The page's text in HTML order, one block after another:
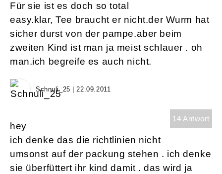
Für sie ist es doch so total
easy.klar, Tee braucht er nicht.der Wurm hat
sicher durst von der pampe.aber beim
zweiten Kind ist man ja meist schlauer . oh
man.ich begreife es auch nicht.
Schnuli_25 | 22.09.2011
14 Antwort
hey
ich denke das die richtlinien nicht
umsonst auf der packung stehen . ich denke
sie überfüttert ihr kind damit . das wird ja